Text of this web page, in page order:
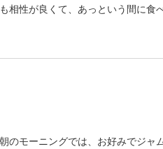
相性が良くて、あっという間に食
のモーニングでは、お好みでジャ